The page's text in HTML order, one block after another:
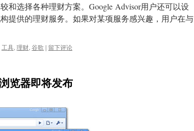
和选择各种理财方案。Google Advisor用户还可以设
提供的理财服务。如果对某项服务感兴趣，用户在与
工具, 理财, 谷歌 | 留下评论
览器即将发布